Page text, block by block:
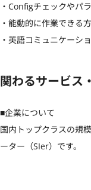
・Configチェックやパ
・能動的に作業できる方
・英語コミュニケーシ
関わるサービス
■企業について
国内トップクラスの規
ーター（SIer）です。